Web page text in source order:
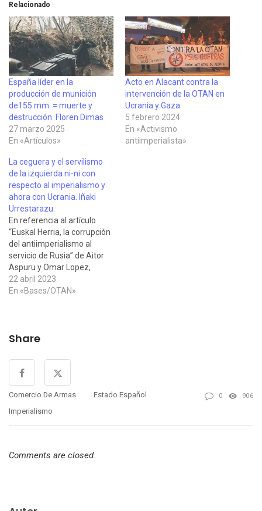
Relacionado
España líder en la
producción de munición
de155 mm. = muerte y
destrucción. Floren Dimas
27 marzo 2025
En «Artículos»
Acto en Alacant contra la
intervención de la OTAN en
Ucrania y Gaza
5 febrero 2024
En «Activismo
antiimperialista»
La ceguera y el servilismo
de la izquierda ni-ni con
respecto al imperialismo y
ahora con Ucrania. Iñaki
Urrestarazu.
En referencia al artículo
“Euskal Herria, la corrupción
del antiimperialismo al
servicio de Rusia” de Aitor
Aspuru y Omar Lopez,
publicado en Naiz hacia el
11 de abril de este año. Un
antiimperialista del 11 de
22 abril 2023
En «Bases/OTAN»
Share
Comercio De Armas
Estado Español
Imperialismo
0 906
Comments are closed.